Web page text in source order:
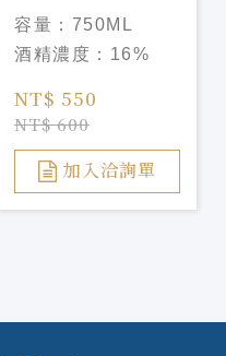
CINZANO
VERMOUTH
ROSSO
容量： 750ML
酒精濃度： 16%
NT$ 550
NT$ 600
加入洽詢單